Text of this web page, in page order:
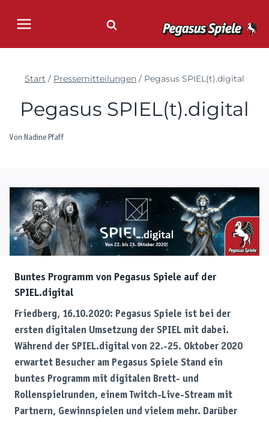
Inhalt
Start / Pressemitteilungen / Pegasus SPIEL(t).digital
Pegasus SPIEL(t).digital
Von Nadine Pfaff
Buntes Programm von Pegasus Spiele auf der
SPIEL.digital
Friedberg, 16.10.2020: Pegasus Spiele ist bei der
ersten digitalen Umsetzung der SPIEL mit dabei.
Während der SPIEL.digital von 22.-25. Oktober 2020
erwartet Besucher am Pegasus Spiele Stand ein
buntes Programm mit digitalen Brett- und
Rollenspielrunden, einem Twitch-Live-Stream mit
Partnern, Gewinnspielen und vielem mehr. Darüber